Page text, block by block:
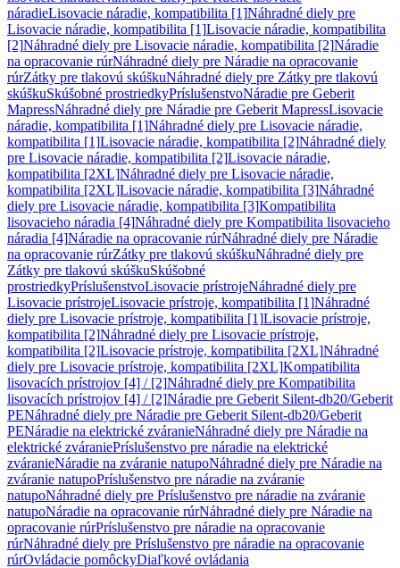
náradieLisovacie náradie, kompatibilita [1]Náhradné diely pre
Lisovacie náradie, kompatibilita [1]Lisovacie náradie, kompatibilita
[2]Náhradné diely pre Lisovacie náradie, kompatibilita [2]Náradie
na opracovanie rúrNáhradné diely pre Náradie na opracovanie
rúrZátky pre tlakovú skúškuNáhradné diely pre Zátky pre tlakovú
skúškuSkúšobné prostriedkyPríslušenstvoNáradie pre Geberit
MapressNáhradné diely pre Náradie pre Geberit MapressLisovacie
náradie, kompatibilita [1]Náhradné diely pre Lisovacie náradie,
kompatibilita [1]Lisovacie náradie, kompatibilita [2]Náhradné diely
pre Lisovacie náradie, kompatibilita [2]Lisovacie náradie,
kompatibilita [2XL]Náhradné diely pre Lisovacie náradie,
kompatibilita [2XL]Lisovacie náradie, kompatibilita [3]Náhradné
diely pre Lisovacie náradie, kompatibilita [3]Kompatibilita
lisovacieho náradia [4]Náhradné diely pre Kompatibilita lisovacieho
náradia [4]Náradie na opracovanie rúrNáhradné diely pre Náradie
na opracovanie rúrZátky pre tlakovú skúškuNáhradné diely pre
Zátky pre tlakovú skúškuSkúšobné
prostriedkyPríslušenstvoLisovacie prístrojeNáhradné diely pre
Lisovacie prístrojeLisovacie prístroje, kompatibilita [1]Náhradné
diely pre Lisovacie prístroje, kompatibilita [1]Lisovacie prístroje,
kompatibilita [2]Náhradné diely pre Lisovacie prístroje,
kompatibilita [2]Lisovacie prístroje, kompatibilita [2XL]Náhradné
diely pre Lisovacie prístroje, kompatibilita [2XL]Kompatibilita
lisovacích prístrojov [4] / [2]Náhradné diely pre Kompatibilita
lisovacích prístrojov [4] / [2]Náradie pre Geberit Silent-db20/Geberit
PENáhradné diely pre Náradie pre Geberit Silent-db20/Geberit
PENáradie na elektrické zváranieNáhradné diely pre Náradie na
elektrické zváraniePríslušenstvo pre náradie na elektrické
zváranieNáradie na zváranie natupoNáhradné diely pre Náradie na
zváranie natupoPríslušenstvo pre náradie na zváranie
natupoNáhradné diely pre Príslušenstvo pre náradie na zváranie
natupoNáradie na opracovanie rúrNáhradné diely pre Náradie na
opracovanie rúrPríslušenstvo pre náradie na opracovanie
rúrNáhradné diely pre Príslušenstvo pre náradie na opracovanie
rúrOvládacie pomôckyDiaľkové ovládania